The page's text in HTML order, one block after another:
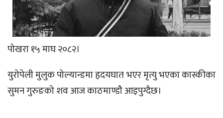
पोखरा १५ माघ २०८२।
युरोपेली मुलुक पोल्यान्डमा हृदयघात भएर मृत्यु भएका कास्कीका
सुमन गुरुङको शव आज काठमाण्डौ आइपुग्दैछ।